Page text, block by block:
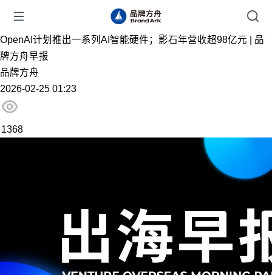
OpenAI计划推出一系列AI智能硬件；影石年营收超98亿元 | 品
牌方舟早报
品牌方舟
2026-02-25 01:23
1368